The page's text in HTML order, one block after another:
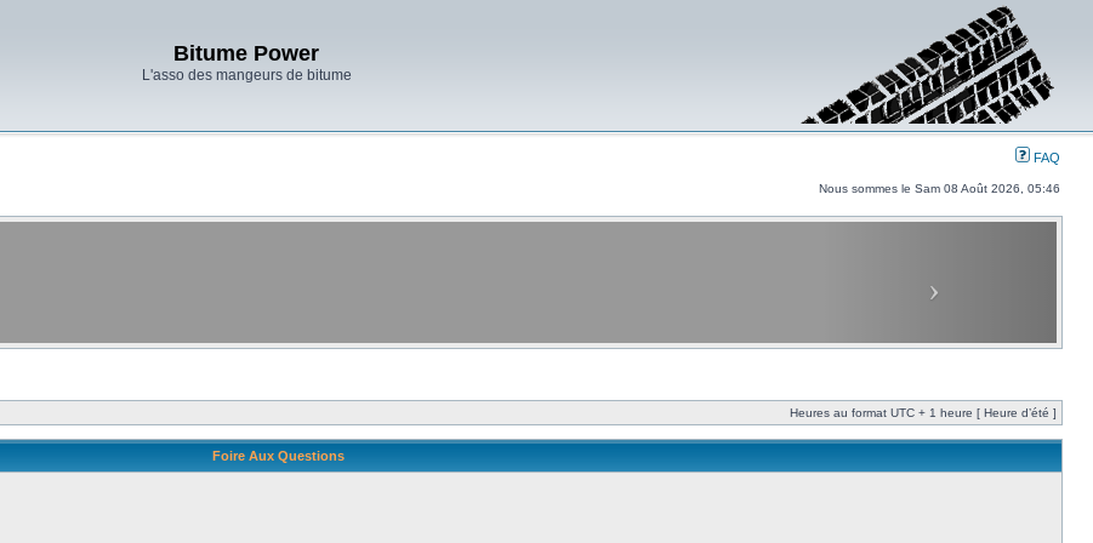
Bitume Power
L'asso des mangeurs de bitume
FAQ
Nous sommes le Sam 08 Août 2026, 05:46
Heures au format UTC + 1 heure [ Heure d’été ]
Foire Aux Questions